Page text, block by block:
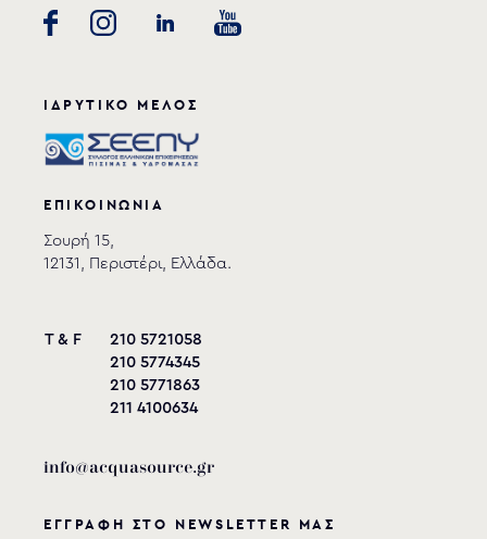
ΙΔΡΥΤΙΚΟ ΜΕΛΟΣ
ΕΠΙΚΟΙΝΩΝΙΑ
Σουρή 15,
12131, Περιστέρι, Ελλάδα.
T & F
210 5721058
210 5774345
210 5771863
211 4100634
info@acquasource.gr
ΕΓΓΡΑΦΗ ΣΤΟ NEWSLETTER ΜΑΣ